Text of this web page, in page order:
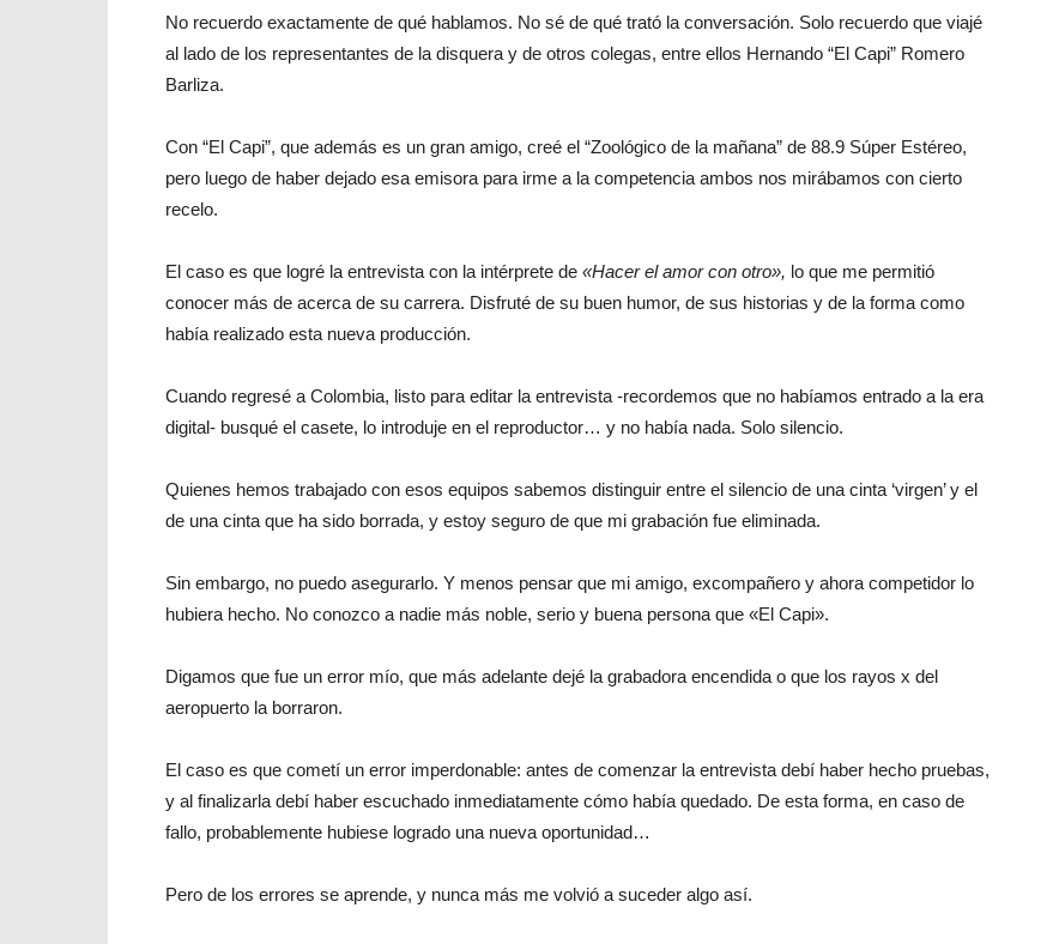
No recuerdo exactamente de qué hablamos. No sé de qué trató la conversación. Solo recuerdo que viajé
al lado de los representantes de la disquera y de otros colegas, entre ellos Hernando “El Capi” Romero
Barliza.
Con “El Capi”, que además es un gran amigo, creé el “Zoológico de la mañana” de 88.9 Súper Estéreo,
pero luego de haber dejado esa emisora para irme a la competencia ambos nos mirábamos con cierto
recelo.
El caso es que logré la entrevista con la intérprete de «Hacer el amor con otro», lo que me permitió
conocer más de acerca de su carrera. Disfruté de su buen humor, de sus historias y de la forma como
había realizado esta nueva producción.
Cuando regresé a Colombia, listo para editar la entrevista -recordemos que no habíamos entrado a la era
digital- busqué el casete, lo introduje en el reproductor… y no había nada. Solo silencio.
Quienes hemos trabajado con esos equipos sabemos distinguir entre el silencio de una cinta ‘virgen’ y el
de una cinta que ha sido borrada, y estoy seguro de que mi grabación fue eliminada.
Sin embargo, no puedo asegurarlo. Y menos pensar que mi amigo, excompañero y ahora competidor lo
hubiera hecho. No conozco a nadie más noble, serio y buena persona que «El Capi».
Digamos que fue un error mío, que más adelante dejé la grabadora encendida o que los rayos x del
aeropuerto la borraron.
El caso es que cometí un error imperdonable: antes de comenzar la entrevista debí haber hecho pruebas,
y al finalizarla debí haber escuchado inmediatamente cómo había quedado. De esta forma, en caso de
fallo, probablemente hubiese logrado una nueva oportunidad…
Pero de los errores se aprende, y nunca más me volvió a suceder algo así.